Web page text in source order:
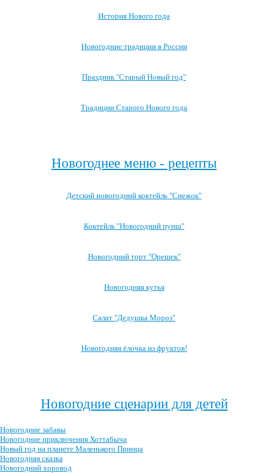
История Нового года
Новогодние традиции в России
Праздник "Старый Новый год"
Традиции Старого Нового года
Новогоднее меню - рецепты
Детский новогодний коктейль "Снежок"
Коктейль "Новогодний пунш"
Новогодний торт "Орешек"
Новогодняя кутья
Салат "Дедушка Мороз"
Новогодняя ёлочка из фруктов!
Новогодние сценарии для детей
Новогодние забавы
Новогодние приключения Хоттабыча
Новый год на планете Маленького Принца
Новогодняя сказка
Новогодний хоровод